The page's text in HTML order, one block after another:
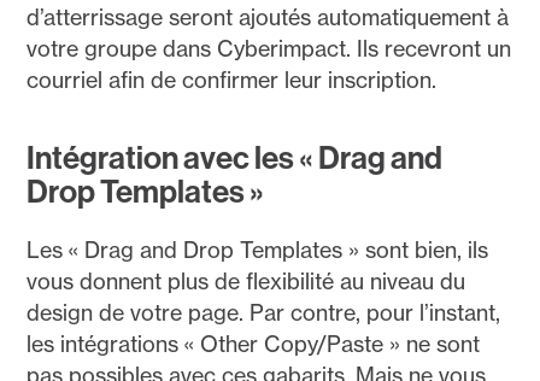
d’atterrissage seront ajoutés automatiquement à
votre groupe dans Cyberimpact. Ils recevront un
courriel afin de confirmer leur inscription.
Intégration avec les « Drag and
Drop Templates »
Les « Drag and Drop Templates » sont bien, ils
vous donnent plus de flexibilité au niveau du
design de votre page. Par contre, pour l’instant,
les intégrations « Other Copy/Paste » ne sont
pas possibles avec ces gabarits. Mais ne vous